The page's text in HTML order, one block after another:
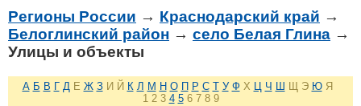
Регионы России → Краснодарский край →
Белоглинский район → село Белая Глина →
Улицы и объекты
А Б В Г Д Е Ж З И Й К Л М Н О П Р С Т У Ф Х Ц Ч Ш Щ Э Ю Я
1 2 3 4 5 6 7 8 9